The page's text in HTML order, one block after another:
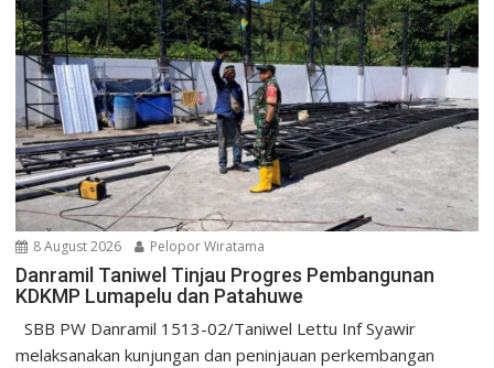
8 August 2026 Pelopor Wiratama
Danramil Taniwel Tinjau Progres Pembangunan
KDKMP Lumapelu dan Patahuwe
SBB PW Danramil 1513-02/Taniwel Lettu Inf Syawir
melaksanakan kunjungan dan peninjauan perkembangan